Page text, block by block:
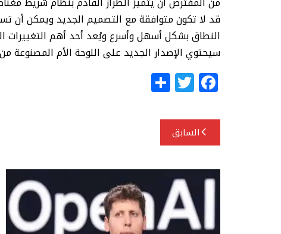
قد لا تكون متوافقة مع التصميم الجديد ويمكن أن
النطاق بشكل أسهل وأسرع ويُعد أحد أهم التغييرات
سيحتوي الإصدار الجديد على اللوحة الأم المصنوعة
F
a
c
e
o
o
k
T
w
itt
eتصفّح
المقالات
السابق